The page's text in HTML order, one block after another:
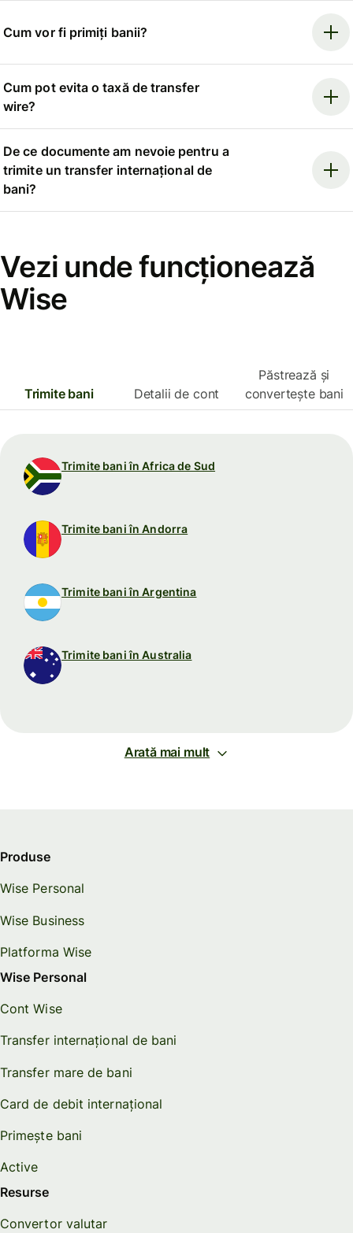
Cum vor fi primiți banii?
Cum pot evita o taxă de transfer
wire?
De ce documente am nevoie pentru a
trimite un transfer internațional de
bani?
Vezi unde funcționează
Wise
Trimite bani Detalii de cont
Păstrează și
convertește bani
Trimite bani în Africa de Sud
Trimite bani în Andorra
Trimite bani în Argentina
Trimite bani în Australia
Arată mai mult
Produse
Wise Personal
Wise Business
Platforma Wise
Wise Personal
Cont Wise
Transfer internațional de bani
Transfer mare de bani
Card de debit internațional
Primește bani
Active
Resurse
Convertor valutar